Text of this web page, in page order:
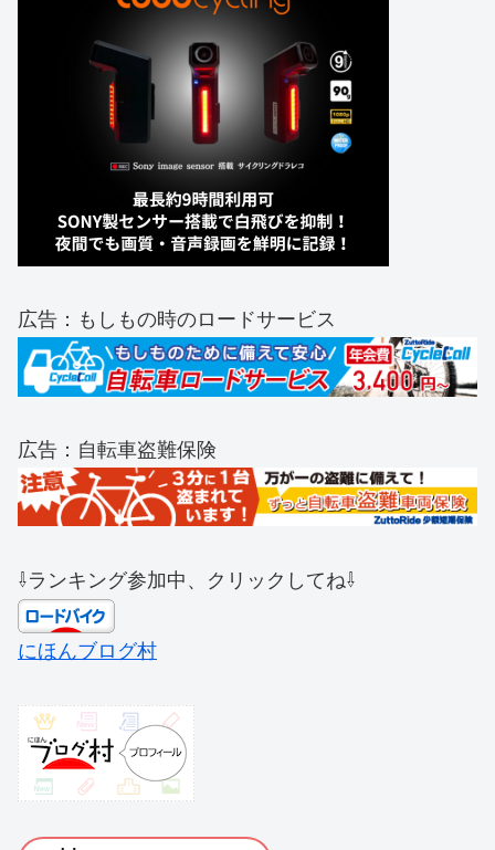
広告：もしもの時のロードサービス
広告：自転車盗難保険
⇩ランキング参加中、クリックしてね⇩
にほんブログ村